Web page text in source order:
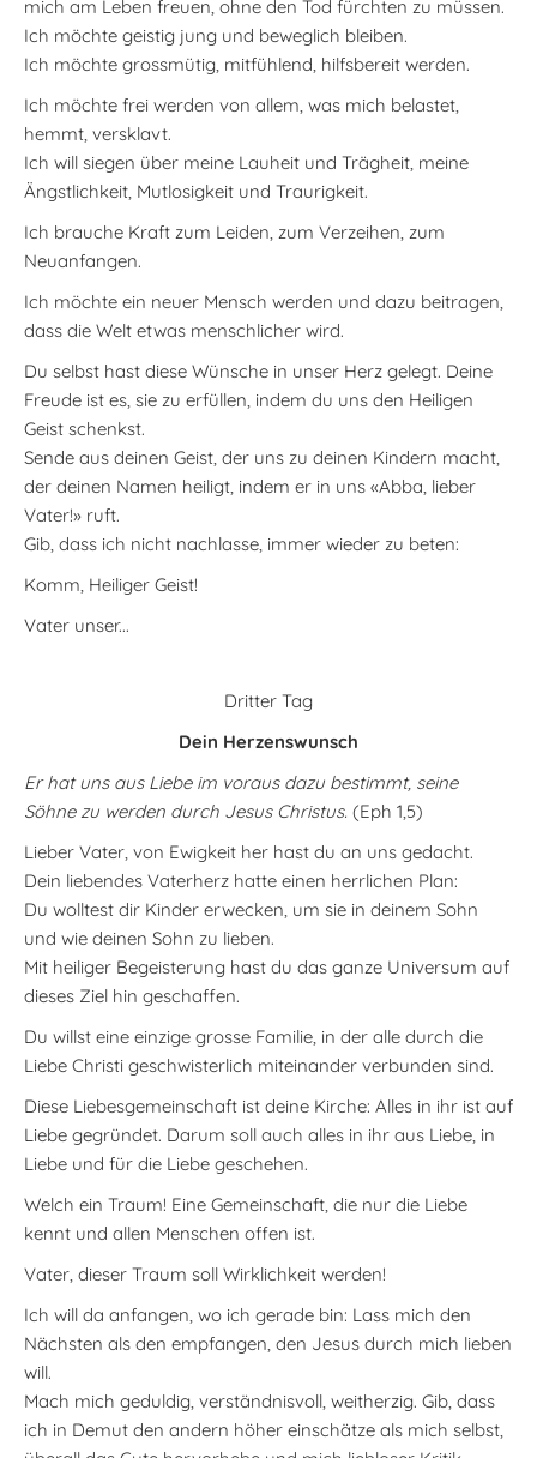
mich am Leben freuen, ohne den Tod fürchten zu müssen.
Ich möchte geistig jung und beweglich bleiben.
Ich möchte grossmütig, mitfühlend, hilfsbereit werden.
Ich möchte frei werden von allem, was mich belastet,
hemmt, versklavt.
Ich will siegen über meine Lauheit und Trägheit, meine
Ängstlichkeit, Mutlosigkeit und Traurigkeit.
Ich brauche Kraft zum Leiden, zum Verzeihen, zum
Neuanfangen.
Ich möchte ein neuer Mensch werden und dazu beitragen,
dass die Welt etwas menschlicher wird.
Du selbst hast diese Wünsche in unser Herz gelegt. Deine
Freude ist es, sie zu erfüllen, indem du uns den Heiligen
Geist schenkst.
Sende aus deinen Geist, der uns zu deinen Kindern macht,
der deinen Namen heiligt, indem er in uns «Abba, lieber
Vater!» ruft.
Gib, dass ich nicht nachlasse, immer wieder zu beten:
Komm, Heiliger Geist!
Vater unser...
Dritter Tag
Dein Herzenswunsch
Er hat uns aus Liebe im voraus dazu bestimmt, seine
Söhne zu werden durch Jesus Christus. (Eph 1,5)
Lieber Vater, von Ewigkeit her hast du an uns gedacht.
Dein liebendes Vaterherz hatte einen herrlichen Plan:
Du wolltest dir Kinder erwecken, um sie in deinem Sohn
und wie deinen Sohn zu lieben.
Mit heiliger Begeisterung hast du das ganze Universum auf
dieses Ziel hin geschaffen.
Du willst eine einzige grosse Familie, in der alle durch die
Liebe Christi geschwisterlich miteinander verbunden sind.
Diese Liebesgemeinschaft ist deine Kirche: Alles in ihr ist auf
Liebe gegründet. Darum soll auch alles in ihr aus Liebe, in
Liebe und für die Liebe geschehen.
Welch ein Traum! Eine Gemeinschaft, die nur die Liebe
kennt und allen Menschen offen ist.
Vater, dieser Traum soll Wirklichkeit werden!
Ich will da anfangen, wo ich gerade bin: Lass mich den
Nächsten als den empfangen, den Jesus durch mich lieben
will.
Mach mich geduldig, verständnisvoll, weitherzig. Gib, dass
ich in Demut den andern höher einschätze als mich selbst,